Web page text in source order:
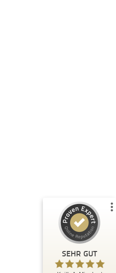
SEHR GUT
461
Bewertungen auf
ProvenExpert.com
Blick aufs ProvenExpert-Profil werfen
Anonym
5,00